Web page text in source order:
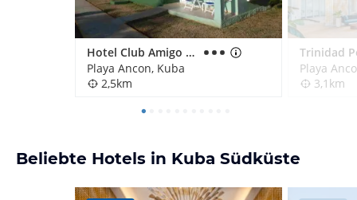
Hotel Club Amigo Costa Sur
Playa Ancon, Kuba
2,5km
Trinidad
Playa
3,1km
Beliebte Hotels in Kuba Südküste